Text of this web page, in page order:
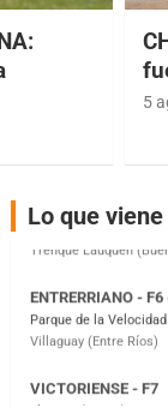
5
Lo que viene
IAME SERIES
Ramiro Tot (Asfalto)
Parque de la
El Cerro (Tierra)
Victoria (Entre Ríos)
Moto Club Reginense